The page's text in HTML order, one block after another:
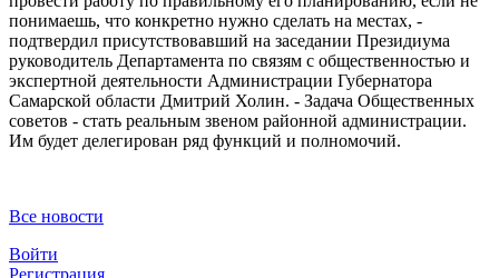
понимаешь, что конкретно нужно сделать на местах, -
подтвердил присутствовавший на заседании Президиума
руководитель Департамента по связям с общественностью и
экспертной деятельности Администрации Губернатора
Самарской области Дмитрий Холин. - Задача Общественных
советов - стать реальным звеном районной администрации.
Им будет делегирован ряд функций и полномочий.
Все новости
Войти